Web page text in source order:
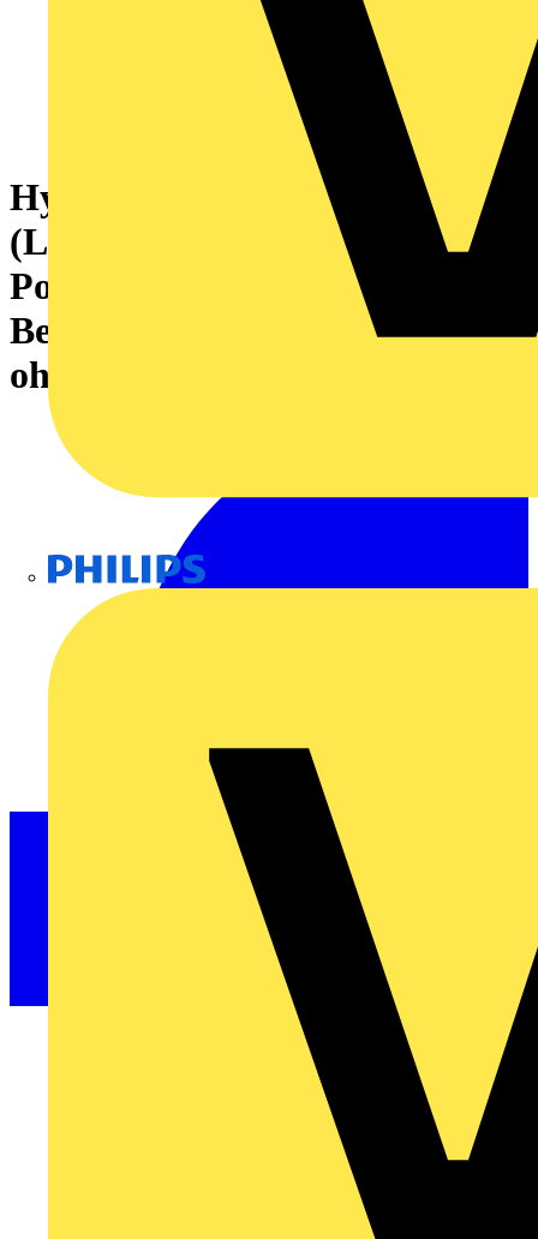
Hybridsteckverbinder
(Leiteranschluss), 7.62 mm,
Polzahl: 5, PUSH IN mit
Betätigungselement, PUSH IN
ohne Betätigungselement